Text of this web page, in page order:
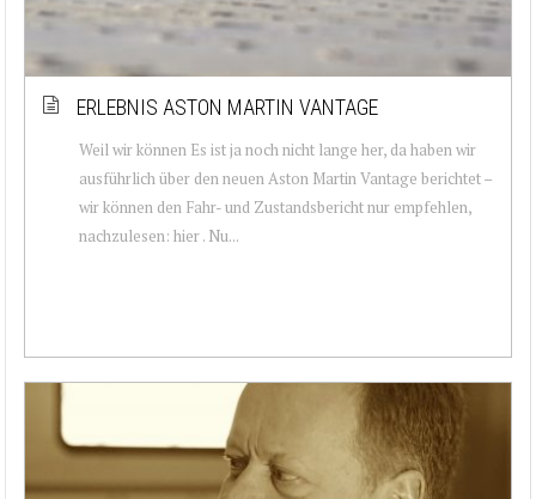
ERLEBNIS ASTON MARTIN VANTAGE
Weil wir können Es ist ja noch nicht lange her, da haben wir
ausführlich über den neuen Aston Martin Vantage berichtet –
wir können den Fahr- und Zustandsbericht nur empfehlen,
nachzulesen: hier . Nu...